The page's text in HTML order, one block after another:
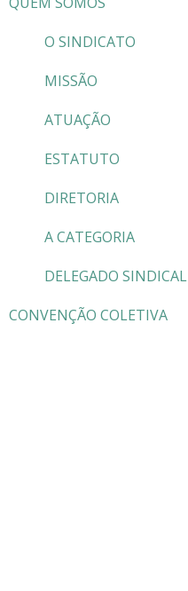
O SINDICATO
MISSÃO
ATUAÇÃO
ESTATUTO
DIRETORIA
A CATEGORIA
DELEGADO SINDICAL
CONVENÇÃO COLETIVA